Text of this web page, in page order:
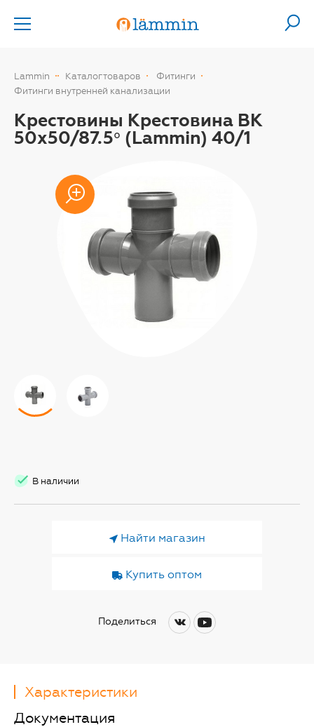
Lammin Каталог товаров
Фитинги
Фитинги внутренней канализации
Крестовины Крестовина ВК
50х50/87.5° (Lammin) 40/1
В наличии
Найти магазин
Купить оптом
Поделиться
Характеристики
Документация